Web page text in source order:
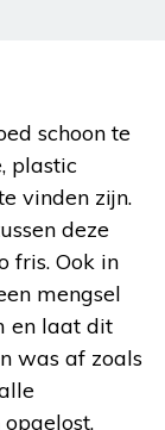
schoon te
plastic
vinden zijn.
deze
fris. Ook in
mengsel
en laat dit
was af zoals